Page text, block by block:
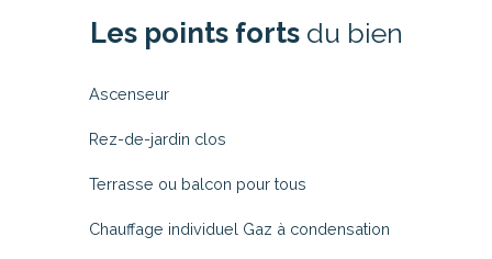
Les points fortsdu bien
Ascenseur
Rez-de-jardin clos
Terrasse ou balcon pour tous
Chauffage individuel Gaz à condensation